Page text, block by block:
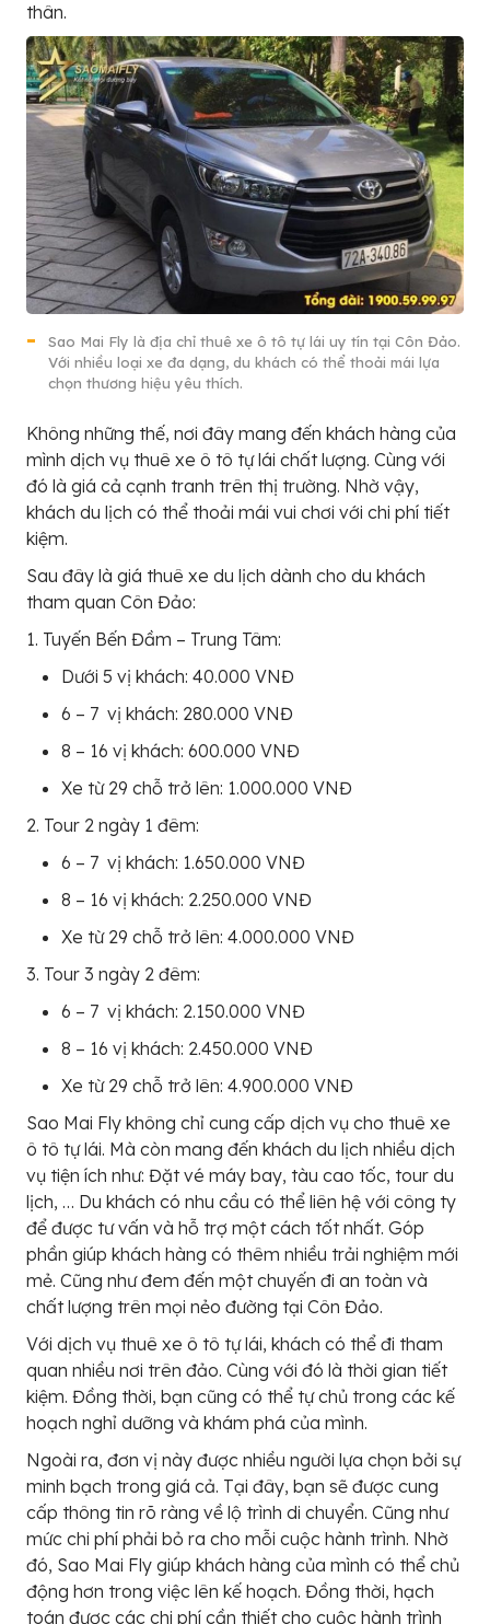
thân.
Sao Mai Fly là địa chỉ thuê xe ô tô tự lái uy tín tại Côn Đảo.
Với nhiều loại xe đa dạng, du khách có thể thoải mái lựa
chọn thương hiệu yêu thích.
Không những thế, nơi đây mang đến khách hàng của
mình dịch vụ thuê xe ô tô tự lái chất lượng. Cùng với
đó là giá cả cạnh tranh trên thị trường. Nhờ vậy,
khách du lịch có thể thoải mái vui chơi với chi phí tiết
kiệm.
Sau đây là giá thuê xe du lịch dành cho du khách
tham quan Côn Đảo:
1. Tuyến Bến Đầm – Trung Tâm:
Dưới 5 vị khách: 40.000 VNĐ
6 – 7 vị khách: 280.000 VNĐ
8 – 16 vị khách: 600.000 VNĐ
Xe từ 29 chỗ trở lên: 1.000.000 VNĐ
2. Tour 2 ngày 1 đêm:
6 – 7 vị khách: 1.650.000 VNĐ
8 – 16 vị khách: 2.250.000 VNĐ
Xe từ 29 chỗ trở lên: 4.000.000 VNĐ
3. Tour 3 ngày 2 đêm:
6 – 7 vị khách: 2.150.000 VNĐ
8 – 16 vị khách: 2.450.000 VNĐ
Xe từ 29 chỗ trở lên: 4.900.000 VNĐ
Sao Mai Fly không chỉ cung cấp dịch vụ cho thuê xe
ô tô tự lái. Mà còn mang đến khách du lịch nhiều dịch
vụ tiện ích như: Đặt vé máy bay, tàu cao tốc, tour du
lịch, … Du khách có nhu cầu có thể liên hệ với công ty
để được tư vấn và hỗ trợ một cách tốt nhất. Góp
phần giúp khách hàng có thêm nhiều trải nghiệm mới
mẻ. Cũng như đem đến một chuyến đi an toàn và
chất lượng trên mọi nẻo đường tại Côn Đảo.
Với dịch vụ thuê xe ô tô tự lái, khách có thể đi tham
quan nhiều nơi trên đảo. Cùng với đó là thời gian tiết
kiệm. Đồng thời, bạn cũng có thể tự chủ trong các kế
hoạch nghỉ dưỡng và khám phá của mình.
Ngoài ra, đơn vị này được nhiều người lựa chọn bởi sự
minh bạch trong giá cả. Tại đây, bạn sẽ được cung
cấp thông tin rõ ràng về lộ trình di chuyển. Cũng như
mức chi phí phải bỏ ra cho mỗi cuộc hành trình. Nhờ
đó, Sao Mai Fly giúp khách hàng của mình có thể chủ
động hơn trong việc lên kế hoạch. Đồng thời, hạch
toán được các chi phí cần thiết cho cuộc hành trình